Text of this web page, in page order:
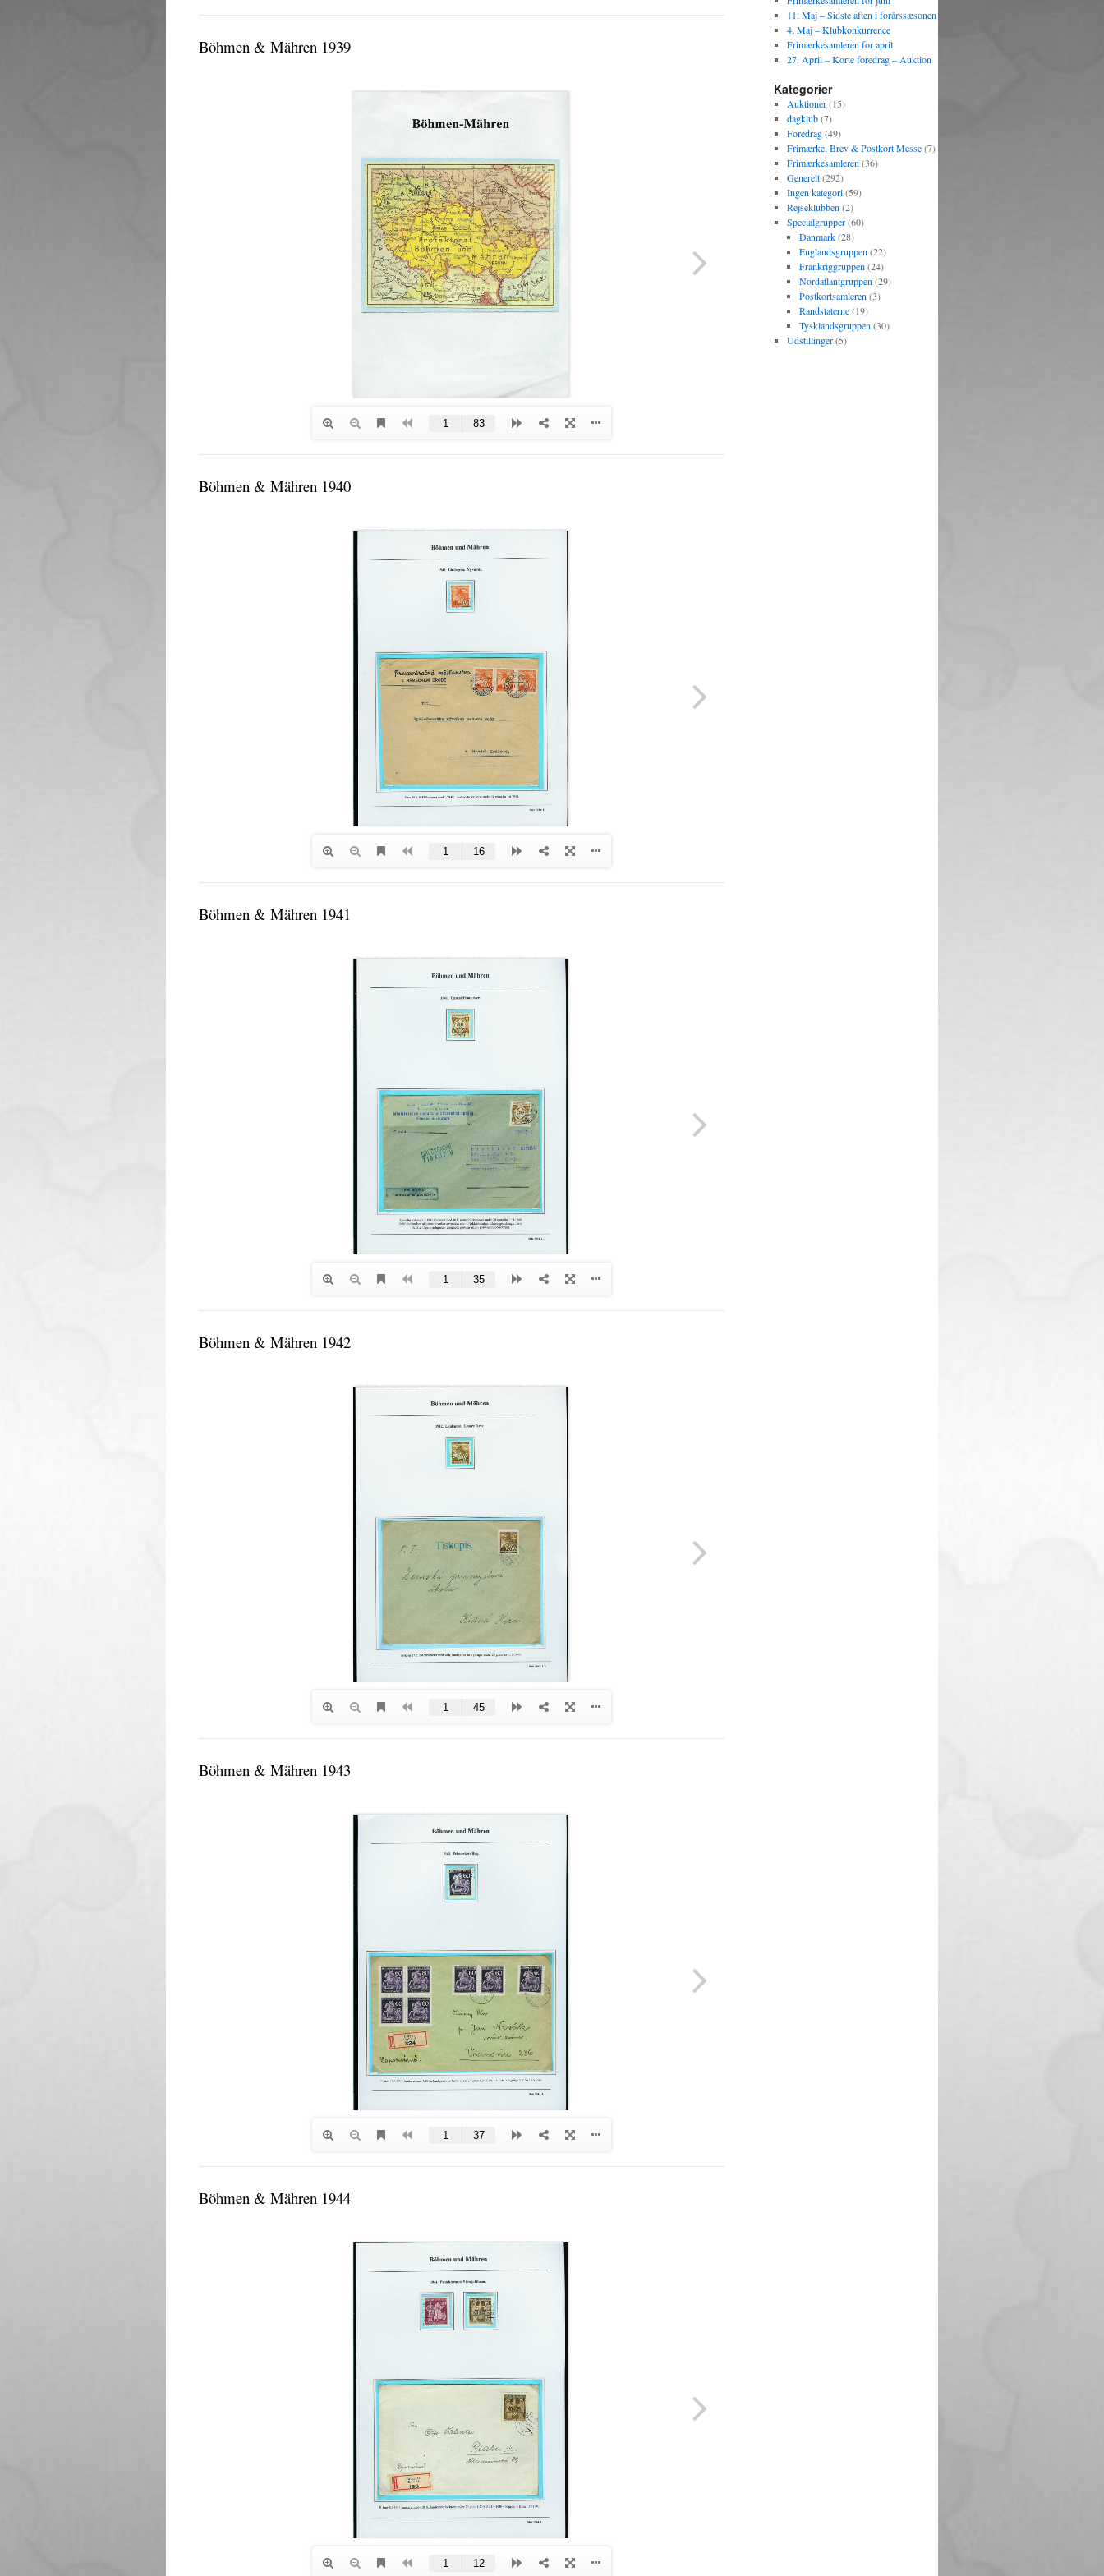
Böhmen & Mähren 1939
Böhmen & Mähren 1940
Böhmen & Mähren 1941
Böhmen & Mähren 1942
Böhmen & Mähren 1943
Böhmen & Mähren 1944
11. Maj – Sidste aften i forårssæsonen
4. Maj – Klubkonkurrence
Frimærkesamleren for april
27. April – Korte foredrag – Auktion
Kategorier
Auktioner(15)
dagklub(7)
Foredrag(49)
Frimærke, Brev & Postkort Messe(7)
Frimærkesamleren (36)
Generelt(292)
Ingen kategori(59)
Rejseklubben (2)
Specialgrupper(60)
Danmark(28)
Englandsgruppen (22)
Frankriggruppen (24)
Nordatlantgruppen (29)
Postkortsamleren (3)
Randstaterne(19)
Tysklandsgruppen (30)
Udstillinger(5)